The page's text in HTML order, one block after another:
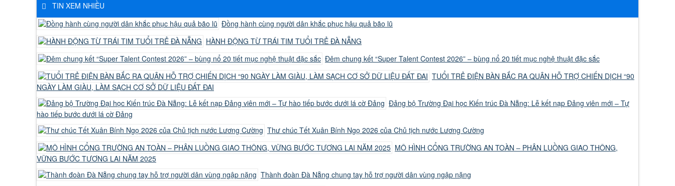
TIN XEM NHIỀU
Đồng hành cùng người dân khắc phục hậu quả bão lũ
HÀNH ĐỘNG TỪ TRÁI TIM TUỔI TRẺ ĐÀ NẴNG
Đêm chung kết “Super Talent Contest 2026” – bùng nổ 20 tiết mục nghệ thuật đặc sắc
TUỔI TRẺ ĐIỆN BÀN BẮC RA QUÂN HỖ TRỢ CHIẾN DỊCH “90
NGÀY LÀM GIÀU, LÀM SẠCH CƠ SỞ DỮ LIỆU ĐẤT ĐAI
Đảng bộ Trường Đại học Kiến trúc Đà Nẵng: Lễ kết nạp Đảng viên mới – Tự
hào tiếp bước dưới lá cờ Đảng
Thư chúc Tết Xuân Bính Ngọ 2026 của Chủ tịch nước Lương Cường
MÔ HÌNH CỔNG TRƯỜNG AN TOÀN – PHÂN LUỒNG GIAO THÔNG,
VỮNG BƯỚC TƯƠNG LAI NĂM 2025
Thành đoàn Đà Nẵng chung tay hỗ trợ người dân vùng ngập nặng